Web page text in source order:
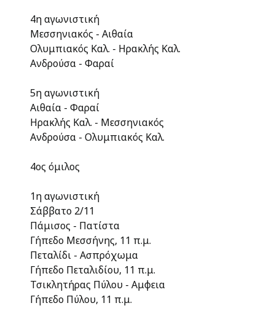
4η αγωνιστική
Μεσσηνιακός - Αιθαία
Ολυμπιακός Καλ. - Ηρακλής Καλ.
Ανδρούσα - Φαραί
5η αγωνιστική
Αιθαία - Φαραί
Ηρακλής Καλ. - Μεσσηνιακός
Ανδρούσα - Ολυμπιακός Καλ.
4ος όμιλος
1η αγωνιστική
Σάββατο 2/11
Πάμισος - Πατίστα
Γήπεδο Μεσσήνης, 11 π.μ.
Πεταλίδι - Ασπρόχωμα
Γήπεδο Πεταλιδίου, 11 π.μ.
Τσικλητήρας Πύλου - Αμφεια
Γήπεδο Πύλου, 11 π.μ.